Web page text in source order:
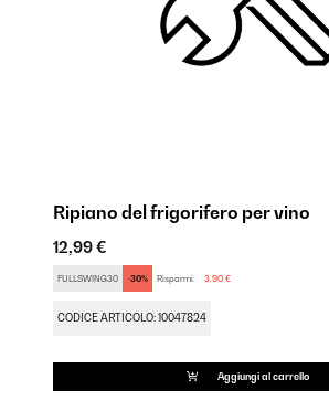
Ripiano del frigorifero per vino
12,99 €
FULLSWING30 -30% Risparmi: 3,90 €
CODICE ARTICOLO: 10047824
Aggiungi al carrello